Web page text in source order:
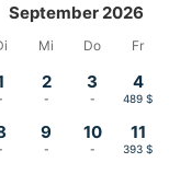
September 2026
Mi Do Fr
2
-
3
-
4
489 $
9
-
10
-
11
393 $